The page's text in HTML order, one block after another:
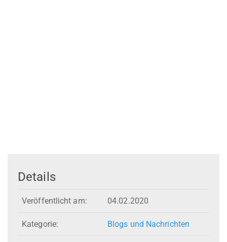
Details
Veröffentlicht am: 04.02.2020
Kategorie: Blogs und Nachrichten